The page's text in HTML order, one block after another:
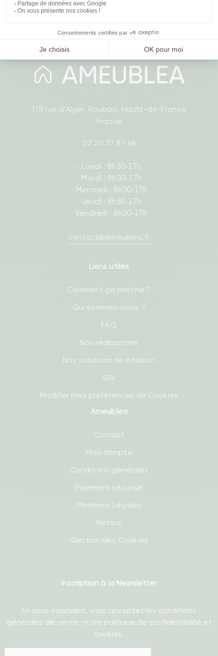
178 rue d'Alger, Roubaix, Hauts-de-France
France
03 20 37 87 66
- Lundi : 8h30-17h
- Mardi : 8h30-17h
- Mercredi : 8h30-17h
- Jeudi : 8h30-17h
- Vendredi : 8h30-17h
contact@ameublea.fr
Liens utiles
Comment ça marche ?
Qui sommes-nous ?
FAQ
Nos réalisations
Nos solutions de livraison
SAV
Modifier mes préférences de Cookies
Ameublea
Contact
Mon compte
Conditions générales
Paiement sécurisé
Mentions Légales
Retour
Gestion des Cookies
Inscription à la Newsletter
En vous inscrivant, vous acceptez les conditions
générales de vente, notre politique de confidentialité et
cookies.